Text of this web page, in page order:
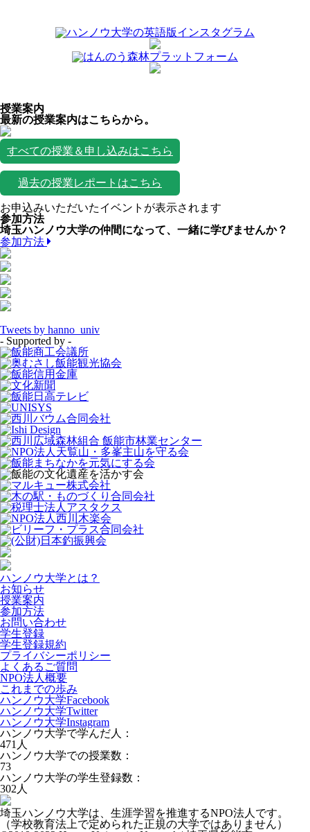
授業案内
最新の授業案内はこちらから。
すべての授業＆申し込みはこちら
過去の授業レポートはこちら
お申込みいただいたイベントが表示されます
参加方法
埼玉ハンノウ大学の仲間になって、一緒に学びませんか？
参加方法
Tweets by hanno_univ
- Supported by -
ハンノウ大学とは？
お知らせ
授業案内
参加方法
お問い合わせ
学生登録
学生登録規約
プライバシーポリシー
よくあるご質問
NPO法人概要
これまでの歩み
ハンノウ大学Facebook
ハンノウ大学Twitter
ハンノウ大学Instagram
ハンノウ大学で学んだ人：
471 人
ハンノウ大学での授業数：
73
ハンノウ大学の学生登録数：
302 人
埼玉ハンノウ大学は、生涯学習を推進するNPO法人です。
（学校教育法上で定められた正規の大学ではありません）